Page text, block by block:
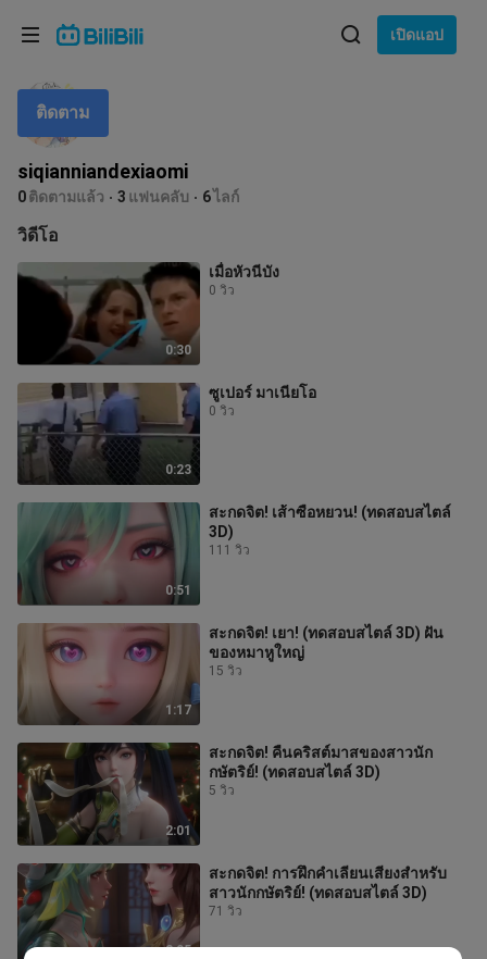
เปิดแอป
siqianniandexiaomi
0ติดตามแล้ว 3 แฟนคลับ 6ไลก์
ติดตาม
วิดีโอ
0:30
เมื่อหัวนีบัง
0 วิว
0:23
ซูเปอร์ มาเนียโอ
0 วิว
0:51
สะกดจิต! เส้าซือหยวน! (ทดสอบสไตล์
3D)
111 วิว
1:17
สะกดจิต! เยา! (ทดสอบสไตล์ 3D) ฝัน
ของหมาหูใหญ่
15 วิว
2:01
สะกดจิต! คืนคริสต์มาสของสาวนัก
กษัตริย์! (ทดสอบสไตล์ 3D)
5 วิว
2:05
สะกดจิต! การฝึกคำเลียนเสียงสำหรับ
สาวนักกษัตริย์! (ทดสอบสไตล์ 3D)
71 วิว
ภาษา: ภาษาไทย
ข้าสู่
ะบบ
เลือกภาษา
English
ภาษาไทย
Tiếng Việt
Bahasa Melayu